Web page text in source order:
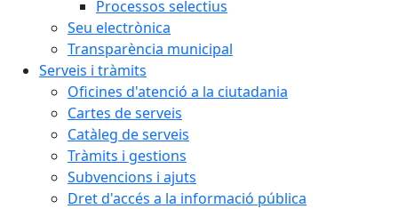
Processos selectius
Seu electrònica
Transparència municipal
Serveis i tràmits
Oficines d'atenció a la ciutadania
Cartes de serveis
Catàleg de serveis
Tràmits i gestions
Subvencions i ajuts
Dret d'accés a la informació pública